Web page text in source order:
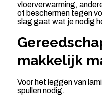
vloerverwarming,
of beschermen tegen
slag gaat wat je nodig
makkelijk
Voor het leggen van
spullen nodig.